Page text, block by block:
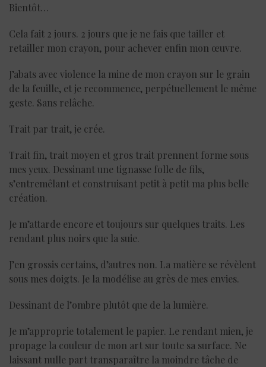
Bientôt…
Cela fait 2 jours. 2 jours que je ne fais que tailler et
retailler mon crayon, pour achever enfin mon œuvre.
J’abats avec violence la mine de mon crayon sur le grain
de la feuille, et je recommence, perpétuellement le même
geste. Sans relâche.
Trait par trait, je crée.
Trait fin, trait moyen et gros trait prennent forme sous
mes yeux. Dessinant une tignasse folle de fils,
s’entremêlant et construisant petit à petit ma plus belle
création.
Je m’attarde encore et toujours sur quelques traits. Les
rendant plus noirs que la suie.
J’en grossis certains, d’autres non. La matière se révèlent
sous mes doigts. Je la modélise au grès de mes envies.
Dessinant de l’ombre plutôt que de la lumière.
Je m’approprie totalement le papier. Le rendant mien, je
propage la couleur de mon art sur toute sa surface. Ne
laissant nulle part transparaître la moindre tâche de